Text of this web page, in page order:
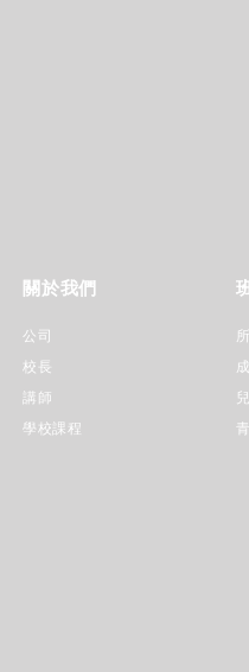
關於我們
公司
校長
講師
學校課程